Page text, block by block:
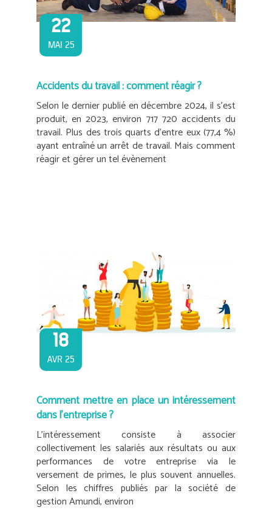
22
MAI 25
Accidents du travail : comment réagir ?
Selon le dernier publié en décembre 2024, il s’est
produit, en 2023, environ 717 720 accidents du
travail. Plus des trois quarts d’entre eux (77,4 %)
ayant entraîné un arrêt de travail. Mais comment
réagir et gérer un tel évènement
18
AVR 25
Comment mettre en place un intéressement
dans l’entreprise ?
L’intéressement consiste à associer
collectivement les salariés aux résultats ou aux
performances de votre entreprise via le
versement de primes, le plus souvent annuelles.
Selon les chiffres publiés par la société de
gestion Amundi, environ